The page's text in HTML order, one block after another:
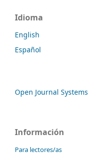
Idioma
English
Español
Open Journal Systems
Información
Para lectores/as